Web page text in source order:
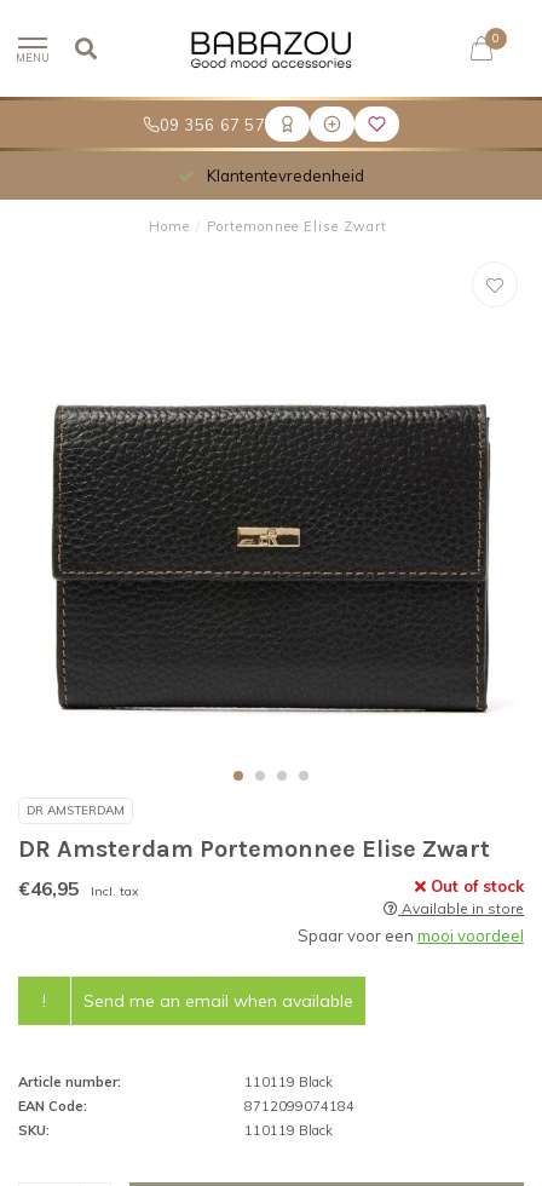
09 356 67 57
MENU
0
Klantentevredenheid
Home / Portemonnee Elise Zwart
DR AMSTERDAM
DR Amsterdam Portemonnee Elise Zwart
€46,95 Incl. tax Out of stock
Available in store
Spaar voor een mooi voordeel
! Send me an email when available
Article number:
110119 Black
EAN Code:
8712099074184
SKU:
110119 Black